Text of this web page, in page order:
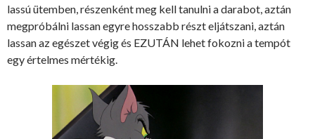
lassú ütemben, részenként meg kell tanulni a darabot, aztán
megpróbálni lassan egyre hosszabb részt eljátszani, aztán
lassan az egészet végig és EZUTÁN lehet fokozni a tempót
egy értelmes mértékig.